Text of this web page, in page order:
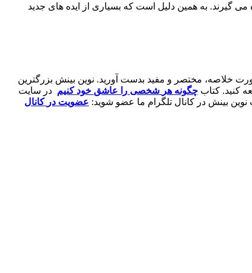
گیرند. به همین دلیل است که بسیاری از ایده های جدید
خلاصه، مختصر و مفید بدست آورید. نوین بینش بزرگترین
کنید. کتاب چگونه هر شخصی را عاشق خود کنیم در سایت
بینش در کانال تلگرام ما عضو شوید: عضویت در کانال